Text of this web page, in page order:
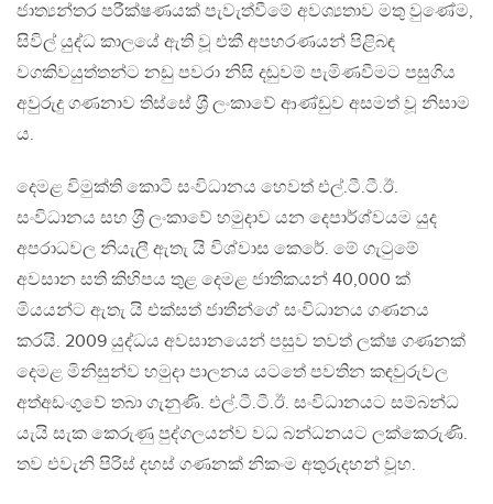
ජාත්‍යන්තර පරීක්ෂණයක් පැවැත්වීමේ අවශ්‍යතාව මතු වුණේම,
සිවිල් යුද්ධ කාලයේ ඇති වූ එකී අපහරණයන් පිළිබඳ
වගකිවයුත්තන්ට නඩු පවරා නිසි දඬුවම් පැමිණවීමට පසුගිය
අවුරුදු ගණනාව තිස්සේ ශ‍්‍රී ලංකාවේ ආණ්ඩුව අසමත් වූ නිසාම
ය.
දෙමළ විමුක්ති කොටි සංවිධානය හෙවත් එල්.ටී.ටී.ඊ.
සංවිධානය සහ ශ‍්‍රී ලංකාවේ හමුදාව යන දෙපාර්ශ්වයම යුද
අපරාධවල නියැලී ඇතැ යි විශ්වාස කෙරේ. මේ ගැටුමේ
අවසාන සති කිහිපය තුළ දෙමළ ජාතිකයන් 40,000 ක්
මියයන්ට ඇතැ යි එක්සත් ජාතීන්ගේ සංවිධානය ගණනය
කරයි. 2009 යුද්ධය අවසානයෙන් පසුව තවත් ලක්ෂ ගණනක්
දෙමළ මිනිසුන්ව හමුදා පාලනය යටතේ පවතින කඳවුරුවල
අත්අඩංගුවේ තබා ගැනුණි. එල්.ටී.ටී.ඊ. සංවිධානයට සම්බන්ධ
යැයි සැක කෙරුණු පුද්ගලයන්ව වධ බන්ධනයට ලක්කෙරුණි.
තව එවැනි පිරිස් දහස් ගණනක් නිකංම අතුරුදහන් වූහ.